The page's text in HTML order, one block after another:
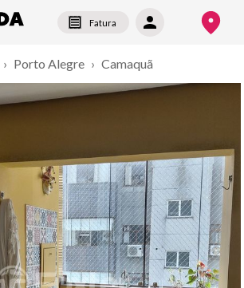
Fatura
› Porto Alegre › Camaquã